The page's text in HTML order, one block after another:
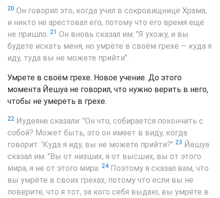
20 Он говорил это, когда учил в сокровищнице Храма,
и никто не арестовал его, потому что его время ещё
не пришло. 21 Он вновь сказал им: "Я ухожу, и вы
будете искать меня, но умрёте в своём грехе — куда я
иду, туда вы не можете прийти".
Умрете в своём грехе. Новое учение. До этого
момента Йешуа не говорил, что нужно верить в него,
чтобы не умереть в грехе.
22 Иудеяне сказали: "Он что, собирается покончить с
собой? Может быть, это он имеет в виду, когда
говорит: 'Куда я иду, вы не можете прийти?" 23 Йешуа
сказал им: "Вы от низших, я от высших, вы от этого
мира, я не от этого мира. 24Поэтому я сказал вам, что
вы умрёте в своих грехах, потому что если вы не
поверите, что я тот, за кого себя выдаю, вы умрёте в